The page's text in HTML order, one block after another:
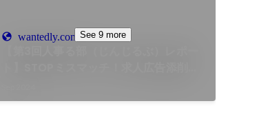
wantedly.com See 9 more